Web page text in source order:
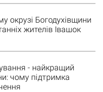
окрузі Богодухівщини
жителів Івашок
- найкращий
чому підтримка